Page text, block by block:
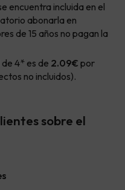
encuentra incluida en el
abonarla en
de 15 años no pagan la
4* es de 2.09€ por
no incluidos).
sobre el